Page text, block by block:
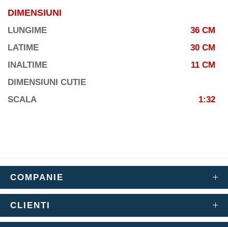
DIMENSIUNI
LUNGIME
36 CM
LATIME
30 CM
INALTIME
11 CM
DIMENSIUNI CUTIE
SCALA
1:32
COMPANIE
CLIENTI